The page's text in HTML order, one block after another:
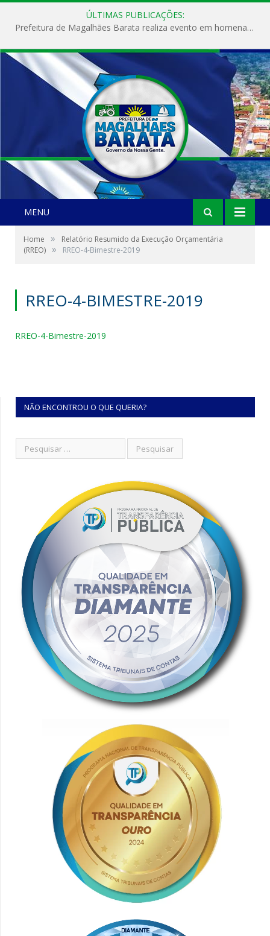
ÚLTIMAS PUBLICAÇÕES:
Prefeitura de Magalhães Barata realiza evento em homenagem ao Dia Internacional da Mulher
MENU
Home »
Relatório Resumido da Execução Orçamentária
(RREO) » RREO-4-Bimestre-2019
RREO-4-BIMESTRE-2019
RREO-4-Bimestre-2019
NÃO ENCONTROU O QUE QUERIA?